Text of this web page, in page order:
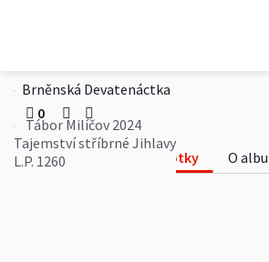
Tábor Milíčov 2024
Brněnská Devatenáctka
0
Tábor Milíčov 2024
Tajemství stříbrné Jihlavy
L.P. 1260
Fotky O albu